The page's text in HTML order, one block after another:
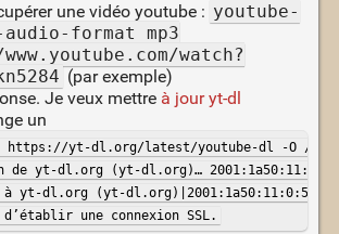
une vidéo youtube : youtube-
format mp3
watch?
(par exemple)
Je veux mettre à jour yt-dl
un
https://yt-dl.org/latest/youtube-dl -O /
de yt-dl.org (yt-dl.org)…
à yt-dl.org (yt-
d’établir une connexion SSL.